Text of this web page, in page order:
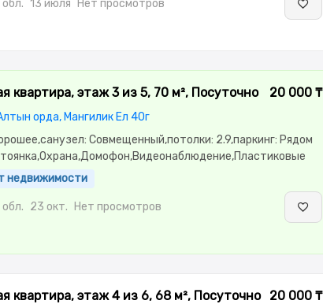
13 июля Нет просмотров
квартира, этаж 3 из 5, 70 м², Посуточно
орда, Мангилик Ел 40г
20 000 ₸
Совмещенный,потолки: 2.9,паркинг: Рядом
кухня,Новая сантехника,Тихий
машина-
Wi-Fi
недвижимости
23 окт. Нет просмотров
квартира, этаж 4 из 6, 68 м², Посуточно 20 000 ₸